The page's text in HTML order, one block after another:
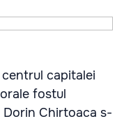
capitalei
fostul
Dorin Chirtoaca s-